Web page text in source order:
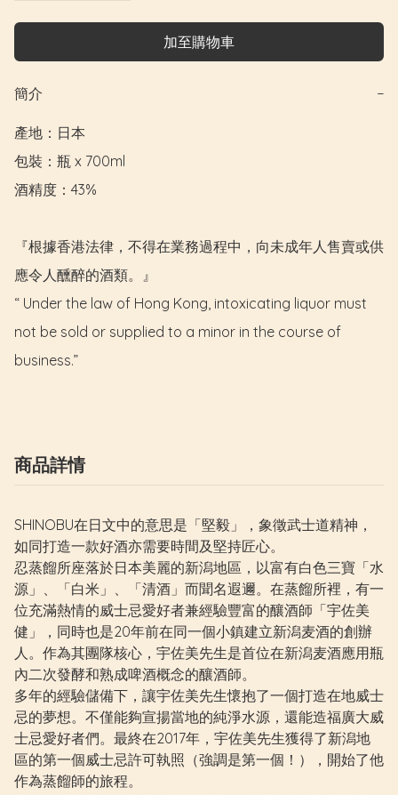
加至購物車
簡介 −
產地：日本
包裝：瓶 x 700ml
酒精度：43%
『根據香港法律，不得在業務過程中，向未成年人售賣或供
應令人醺醉的酒類。』
“ Under the law of Hong Kong, intoxicating liquor must
not be sold or supplied to a minor in the course of
business.”
商品詳情
SHINOBU在日文中的意思是「堅毅」，象徵武士道精神，
如同打造一款好酒亦需要時間及堅持匠心。
忍蒸餾所座落於日本美麗的新潟地區，以富有白色三寶「水
源」、「白米」、「清酒」而聞名遐邇。在蒸餾所裡，有一
位充滿熱情的威士忌愛好者兼經驗豐富的釀酒師「宇佐美
健」，同時也是20年前在同一個小鎮建立新潟麦酒的創辦
人。作為其團隊核心，宇佐美先生是首位在新潟麦酒應用瓶
內二次發酵和熟成啤酒概念的釀酒師。
多年的經驗儲備下，讓宇佐美先生懷抱了一個打造在地威士
忌的夢想。不僅能夠宣揚當地的純淨水源，還能造福廣大威
士忌愛好者們。最終在2017年，宇佐美先生獲得了新潟地
區的第一個威士忌許可執照（強調是第一個！），開始了他
作為蒸餾師的旅程。